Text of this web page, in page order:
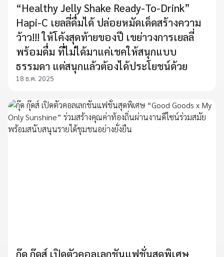
“Healthy Jelly Shake Ready-To-Drink”
Hapi-C เยลลี่ดื่มได้ ปล่อยหมัดเด็ดสร้างความ
ว้าว!!! ให้โค้งสุดท้ายของปี เขย่าวงการเยลลี่
พร้อมดื่ม ที่ไม่ได้มาแค่เชคให้สนุกแบบ
ธรรมดา แต่สนุกแล้วต้องได้ประโยชน์ด้วย
18 ธ.ค. 2025
กุ๊ด กุ๊ดส์ เปิดตัวคอลเลกชันแฟชั่นสุดพิเศษ